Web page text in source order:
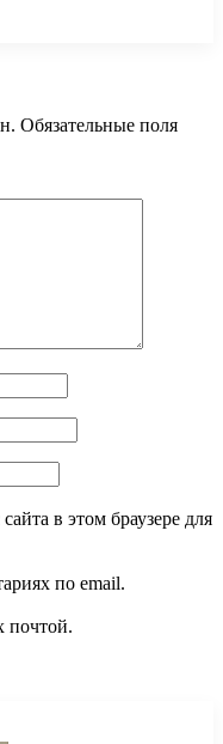
Обязательные поля
в этом браузере для
по email.
почтой.